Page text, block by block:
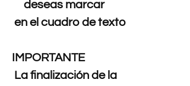
deseas marcar
en el cuadro de texto
IMPORTANTE
La finalización de la